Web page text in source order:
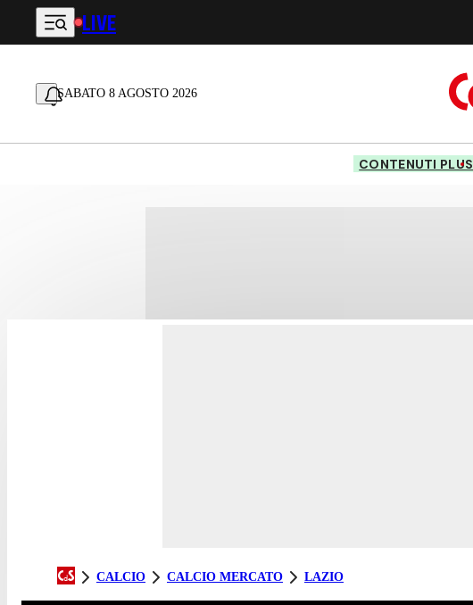
Vai al contenuto principale
LIVE
SABATO 8 AGOSTO 2026
CONTENUTI PLUS
CALCIO CALCIO MERCATO LAZIO